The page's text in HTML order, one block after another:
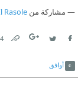
مشاركة من Rasole
أوافق